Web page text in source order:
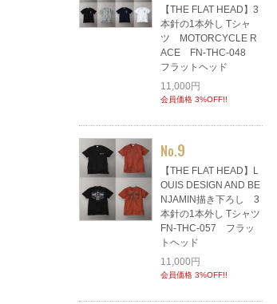
【THE FLAT HEAD】3
本針の1本外し Tシャ
ツ MOTORCYCLE R
ACE FN-THC-048
フラットヘッド
11,000円
会員価格 3%OFF!!
No.9
【THE FLAT HEAD】L
OUIS DESIGN AND BE
NJAMIN描き下ろし 3
本針の1本外し Tシャツ
FN-THC-057 フラッ
トヘッド
11,000円
会員価格 3%OFF!!